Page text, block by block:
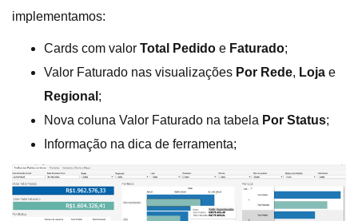
implementamos:
Cards com valor Total Pedido e Faturado;
Valor Faturado nas visualizações Por Rede, Loja e
Regional ;
Nova coluna Valor Faturado na tabela Por Status;
Informação na dica de ferramenta;